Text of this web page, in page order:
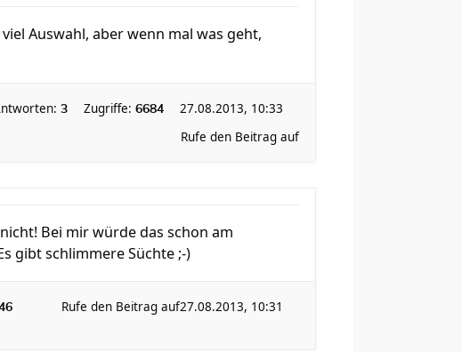
Auswahl, aber wenn mal was geht,
3 Zugriffe: 6684
27.08.2013, 10:33
Rufe den Beitrag auf
Bei mir würde das schon am
gibt schlimmere Süchte ;-)
27.08.2013, 10:31
Rufe den Beitrag auf